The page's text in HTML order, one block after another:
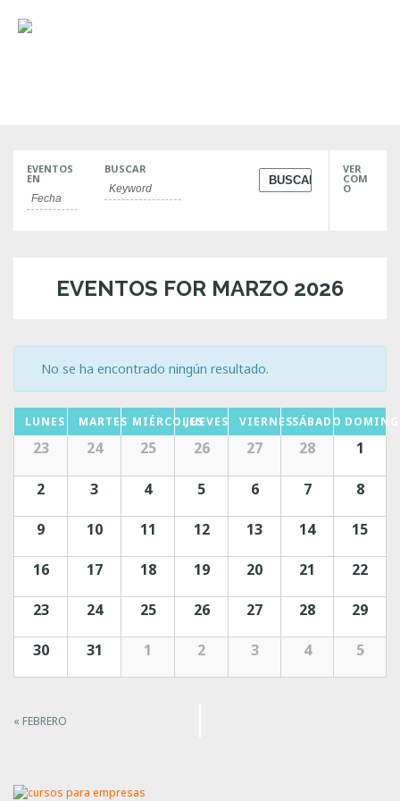
N
g
i
ó
e
n
e
v
VER
COM
O
EVENTOS
EN
BUSCAR
EVENTOS FOR MARZO 2026
No se ha encontrado ningún resultado.
LUNES MARTES MIÉRCOLESJUEVES VIERNESSÁBADO
23 24 25 26 27 28 1
2 3 4 5 6 7 8
9 10 11 12 13 14 15
16 17 18 19 20 21 22
23 24 25 26 27 28 29
30 31 1 2 3 4 5
C
l
« FEBRERO